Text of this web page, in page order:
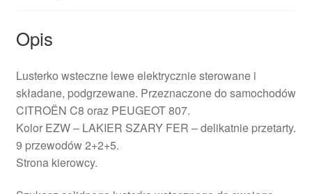
Opis
Lusterko wsteczne lewe elektrycznie sterowane i
składane, podgrzewane. Przeznaczone do samochodów
CITROËN C8 oraz PEUGEOT 807.
Kolor EZW – LAKIER SZARY FER – delikatnie przetarty.
9 przewodów 2+2+5.
Strona kierowcy.